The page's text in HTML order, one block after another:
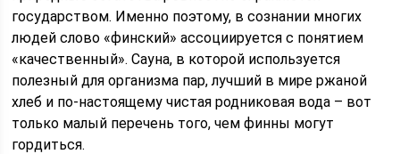
государством. Именно поэтому, в сознании многих
людей слово «финский» ассоциируется с понятием
«качественный». Сауна, в которой используется
полезный для организма пар, лучший в мире ржаной
хлеб и по-настоящему чистая родниковая вода – вот
только малый перечень того, чем финны могут
гордиться.